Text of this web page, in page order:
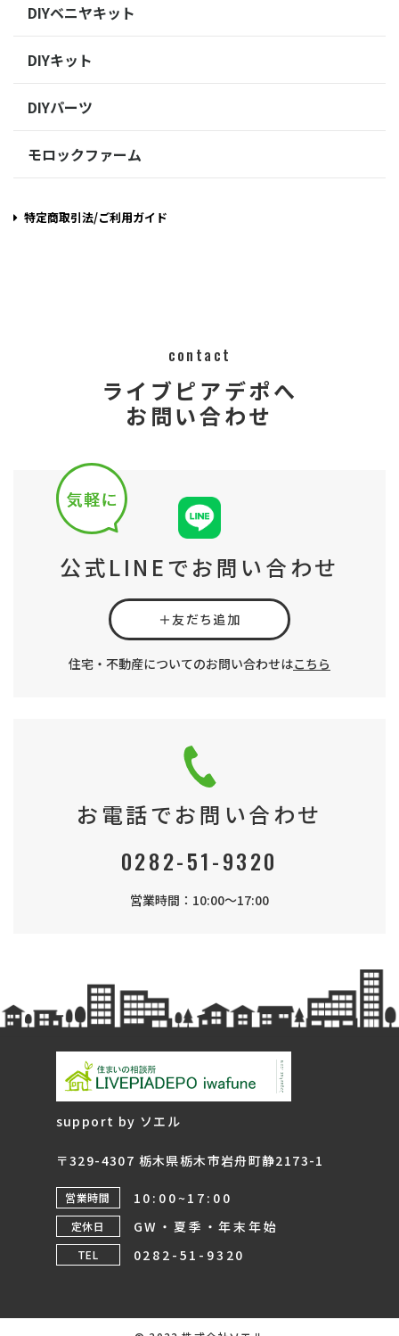
DIYベニヤキット
DIYキット
DIYパーツ
モロックファーム
特定商取引法/ご利用ガイド
contact
ライブピアデポへ
お問い合わせ
公式LINEでお問い合わせ
＋友だち追加
住宅・不動産についてのお問い合わせはこちら
お電話でお問い合わせ
0282-51-9320
営業時間：10:00～17:00
support by ソエル
〒329-4307 栃木県栃木市岩舟町静2173-1
営業時間 10:00~17:00
定休日 GW・夏季・年末年始
TEL 0282-51-9320